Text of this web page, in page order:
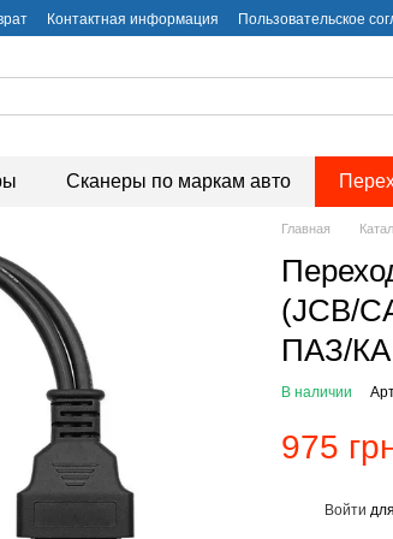
Контактная информация
Пользовательское
Сканеры по маркам авто
Главная
(JCB/
ПАЗ/
В наличии
975
Войти